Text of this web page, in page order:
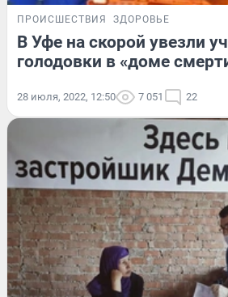
ПРОИСШЕСТВИЯ ЗДОРОВЬЕ
В Уфе на скорой увезли
голодовки в «доме
28 июля, 2022, 12:50 7 051 22